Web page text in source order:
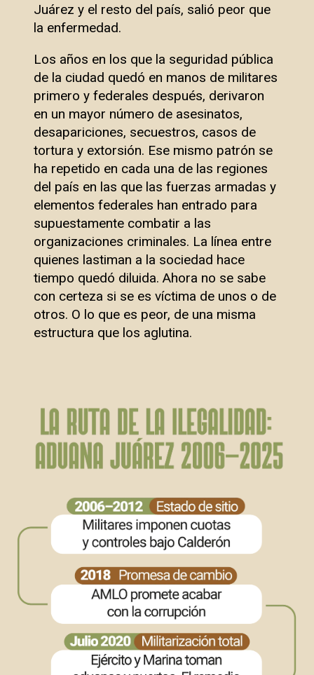
Juárez y el resto del país, salió peor que
la enfermedad.
Los años en los que la seguridad pública
de la ciudad quedó en manos de militares
primero y federales después, derivaron
en un mayor número de asesinatos,
desapariciones, secuestros, casos de
tortura y extorsión. Ese mismo patrón se
ha repetido en cada una de las regiones
del país en las que las fuerzas armadas y
elementos federales han entrado para
supuestamente combatir a las
organizaciones criminales. La línea entre
quienes lastiman a la sociedad hace
tiempo quedó diluida. Ahora no se sabe
con certeza si se es víctima de unos o de
otros. O lo que es peor, de una misma
estructura que los aglutina.